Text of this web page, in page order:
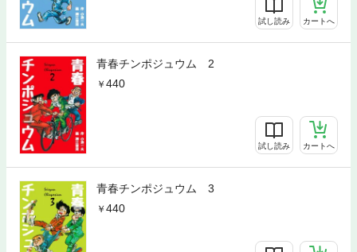
試し読み カートへ
青春チンポジュウム 2
440
試し読み カートへ
青春チンポジュウム 3
440